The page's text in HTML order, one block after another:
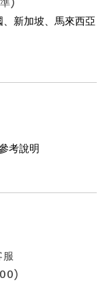
新加坡、馬來西亞
考說明